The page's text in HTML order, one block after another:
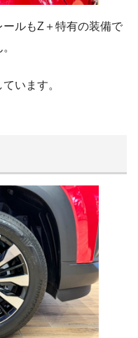
ルもZ＋特有の装備で
います。